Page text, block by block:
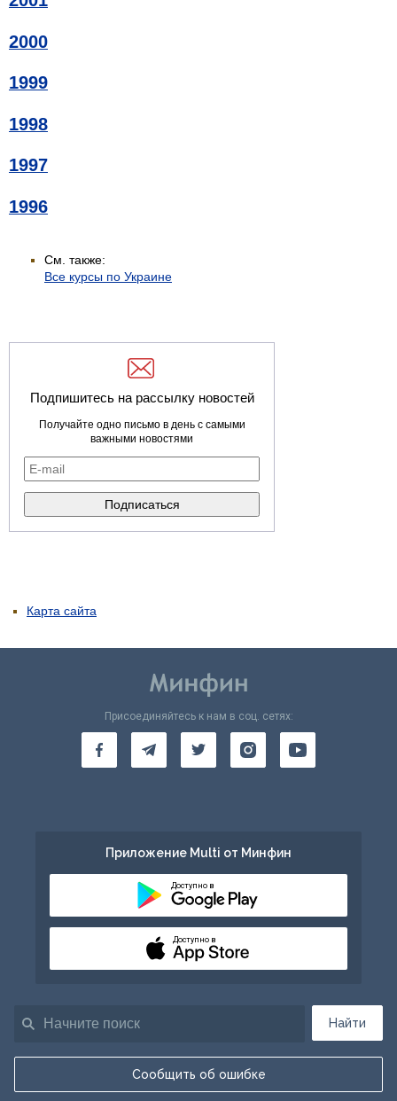
2000
1999
1998
1997
1996
См. также:
Все курсы по Украине
Подпишитесь на рассылку новостей
Получайте одно письмо в день с самыми
важными новостями
Карта сайта
Найти
Сообщить об ошибке
Присоединяйтесь к нам в соц. сетях:
Приложение Multi от Минфин
Доступно в
Доступно в